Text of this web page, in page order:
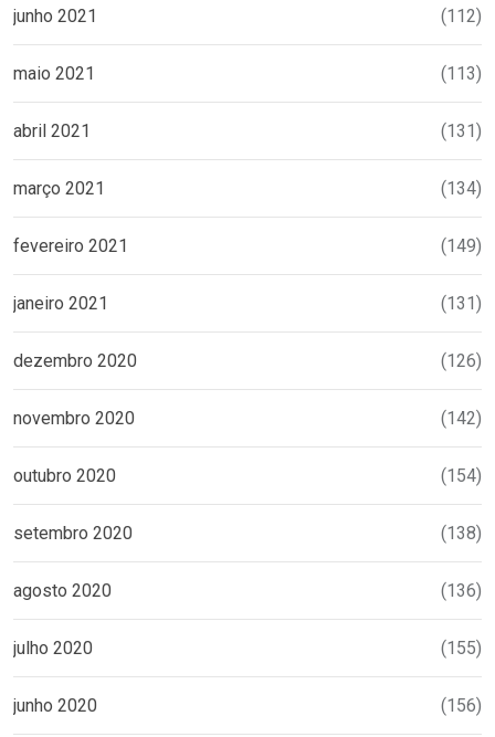
junho 2021 (112)
maio 2021 (113)
abril 2021 (131)
março 2021 (134)
fevereiro 2021 (149)
janeiro 2021 (131)
dezembro 2020 (126)
novembro 2020 (142)
outubro 2020 (154)
setembro 2020 (138)
agosto 2020 (136)
julho 2020 (155)
junho 2020 (156)